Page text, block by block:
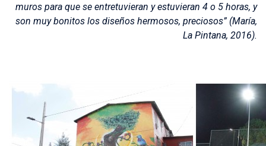
muros para que se entretuvieran y estuvieran 4 o 5 horas, y
son muy bonitos los diseños hermosos, preciosos” (María,
La Pintana, 2016).